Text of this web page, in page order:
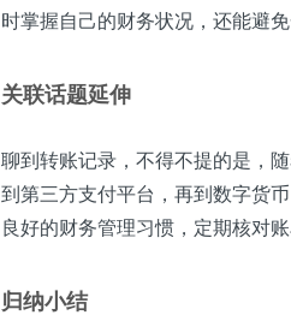
时掌握自己的财务状况，还能避
关联话题延伸
聊到转账记录，不得不提的是，
到第三方支付平台，再到数字货
良好的财务管理习惯，定期核对
归纳小结